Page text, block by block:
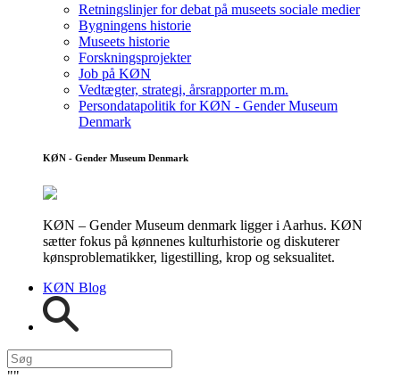
Retningslinjer for debat på museets sociale medier
Bygningens historie
Museets historie
Forskningsprojekter
Job på KØN
Vedtægter, strategi, årsrapporter m.m.
Persondatapolitik for KØN - Gender Museum
Denmark
KØN - Gender Museum Denmark
KØN – Gender Museum denmark ligger i Aarhus. KØN
sætter fokus på kønnenes kulturhistorie og diskuterer
kønsproblematikker, ligestilling, krop og seksualitet.
KØN Blog